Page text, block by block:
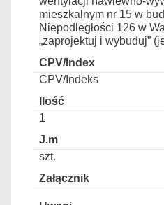
mieszkalnym nr 15 w
Niepodległości 126 w
„zaprojektuj i wybuduj”
CPV/Indeks
1
szt.